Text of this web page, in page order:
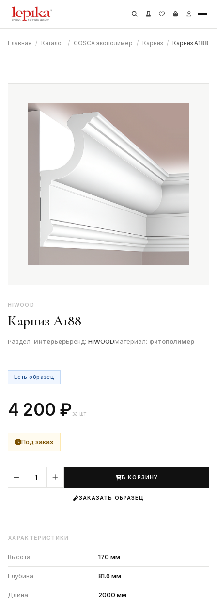
Главная / Каталог / COSCA экополимер / Карниз / Карниз A188
HIWOOD
Карниз A188
Раздел: ИнтерьерБренд: HIWOODМатериал: фитополимер
Есть образец
4 200 ₽за шт
Под заказ
В КОРЗИНУ
ЗАКАЗАТЬ ОБРАЗЕЦ
ХАРАКТЕРИСТИКИ
Высота 170 мм
Глубина 81.6 мм
Длина 2000 мм